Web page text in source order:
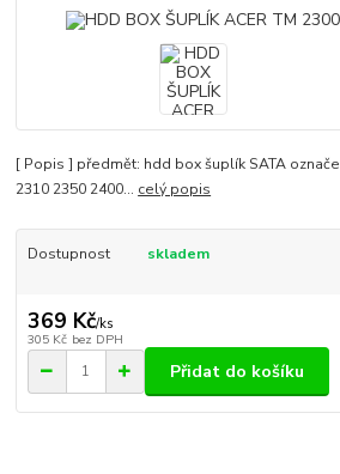
[ Popis ] předmět: hdd box šuplík SATA
2310 2350 2400... celý popis
Dostupnost skladem
369 Kč/ks
305 Kč bez DPH
Přidat do košíku